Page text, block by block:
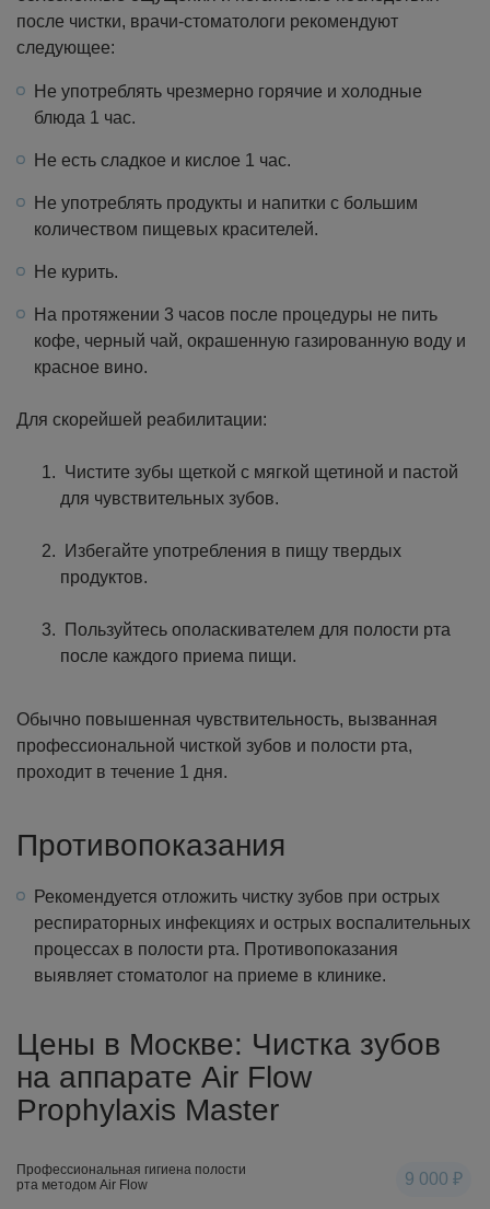
после чистки, врачи-стоматологи рекомендуют
следующее:
Не употреблять чрезмерно горячие и холодные
блюда 1 час.
Не есть сладкое и кислое 1 час.
Не употреблять продукты и напитки с большим
количеством пищевых красителей.
Не курить.
На протяжении 3 часов после процедуры не пить
кофе, черный чай, окрашенную газированную воду и
красное вино.
Для скорейшей реабилитации:
Чистите зубы щеткой с мягкой щетиной и пастой
для чувствительных зубов.
Избегайте употребления в пищу твердых
продуктов.
Пользуйтесь ополаскивателем для полости рта
после каждого приема пищи.
Обычно повышенная чувствительность, вызванная
профессиональной чисткой зубов и полости рта,
проходит в течение 1 дня.
Противопоказания
Рекомендуется отложить чистку зубов при острых
респираторных инфекциях и острых воспалительных
процессах в полости рта. Противопоказания
выявляет стоматолог на приеме в клинике.
Цены в Москве: Чистка зубов
на аппарате Air Flow
Prophylaxis Master
Профессиональная гигиена полости
рта методом Air Flow
9 000 ₽